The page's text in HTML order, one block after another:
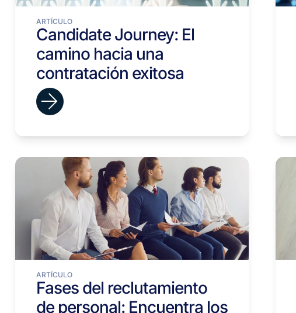
ARTÍCULO
Candidate Journey: El
camino hacia una
contratación exitosa
ARTÍCULO
Fases del reclutamiento
de personal: Encuentra los